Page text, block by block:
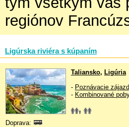
regiónov
Ligúrska riviéra s kúpaním
Taliansko, Ligúria
- Poznávacie
- Kombinované
Doprava: